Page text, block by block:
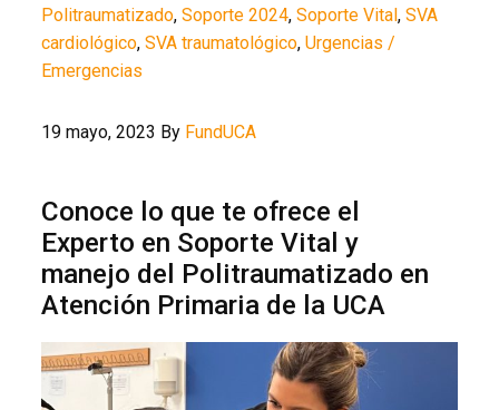
Politraumatizado,Soporte 2024,Soporte Vital,SVA
cardiológico,SVA traumatológico,Urgencias /
Emergencias
19 mayo, 2023 By FundUCA
Conoce lo que te ofrece el
Experto en Soporte Vital y
manejo del Politraumatizado en
Atención Primaria de la UCA